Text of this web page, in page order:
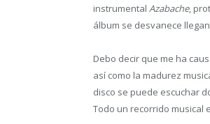
instrumental Azabache,
álbum se desvanece
Debo decir que me ha
así como la madurez
disco se puede escuchar
Todo un recorrido musical